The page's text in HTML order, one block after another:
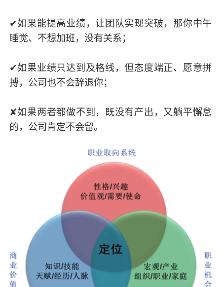
✔如果能提高业绩，让团队实现突破，那你中午
睡觉、不想加班，没有关系；
✔如果业绩只达到及格线，但态度端正、愿意拼
搏，公司也不会辞退你；
✘如果两者都做不到，既没有产出，又躺平懈怠
的，公司肯定不会留。